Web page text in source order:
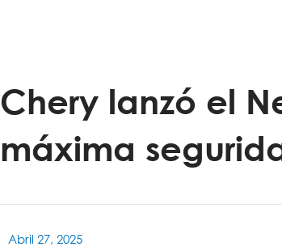
Chery lanzó el
máxima
Abril 27, 2025